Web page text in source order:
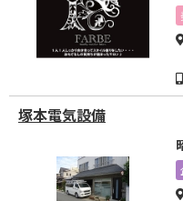
塚本電気設備